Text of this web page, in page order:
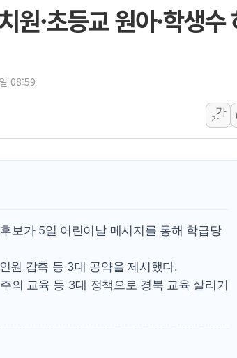
청와대, 북한 단거리 탄도미
금값 7주 만에 최고…美 고용
'월가의 황제' 다이먼 "금융
양주 섬유염색공장서 화재 1
우크라 드론 전술, 중남미
동해해경, 독도 해상서 부유물
주한미군 "오산기지 누출, 백
구미 폐염산처리업체서 불 2
·초등교 원아·학생수
08:59
가
가
보가 5일 어린이날 메시지를 통해 학급당
원 감축 등 3대 공약을 제시했다.
의 교육 등 3대 정책으로 경북 교육 살리기